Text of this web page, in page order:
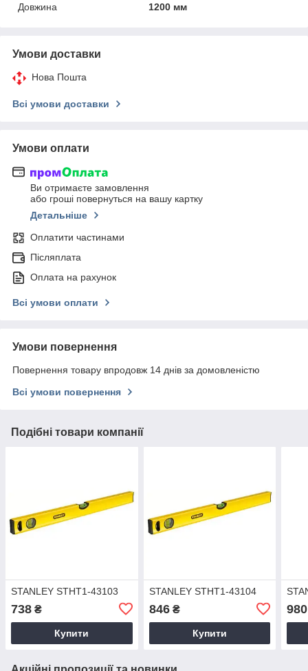
Довжина
1200 мм
Умови доставки
Нова Пошта
Всі умови доставки
Умови оплати
Ви отримаєте замовлення
або гроші повернуться на вашу картку
Детальніше
Оплатити частинами
Післяплата
Оплата на рахунок
Всі умови оплати
Умови повернення
Повернення товару впродовж 14 днів за домовленістю
Всі умови повернення
Подібні товари компанії
STANLEY STHT1-43103
738 ₴
Купити
STANLEY STHT1-43104
846₴
Купити
980